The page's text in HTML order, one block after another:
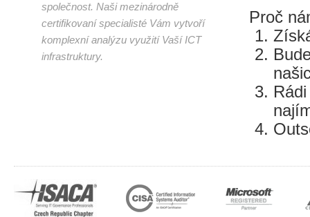
společnost. Naši mezinárodně
certifikovaní specialisté Vám vytvoří
komplexní analýzu využití Vaší ICT
infrastruktury.
Proč